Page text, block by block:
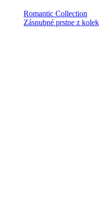
Romantic Collection
Zásnubné prstne z